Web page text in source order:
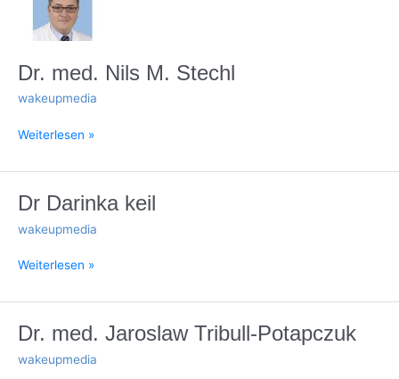
Dr. med. Nils M. Stechl
wakeupmedia
Weiterlesen »
Dr Darinka keil
wakeupmedia
Dr
keil
Weiterlesen »
Dr. med. Jaroslaw Tribull-Potapczuk
wakeupmedia
Dr.
Jaroslaw